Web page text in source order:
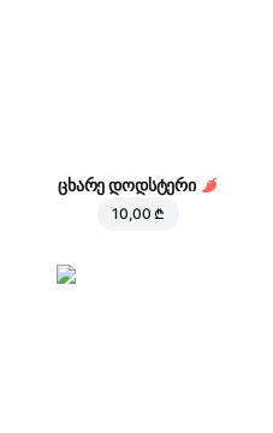
ცხარე დოდსტერი
10,00 ₾